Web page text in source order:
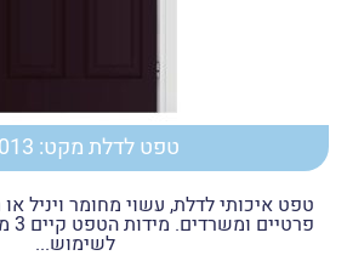
טפט לדלת מקט: D2013
טפט איכותי לדלת, עשוי מחומר ויניל
לשימוש...